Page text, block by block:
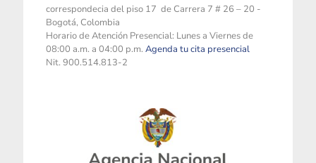
correspondecia del piso 17 de Carrera 7 # 26 – 20 -
Bogotá, Colombia
Horario de Atención Presencial: Lunes a Viernes de
08:00 a.m. a 04:00 p.m. Agenda tu cita presencial
Nit. 900.514.813-2